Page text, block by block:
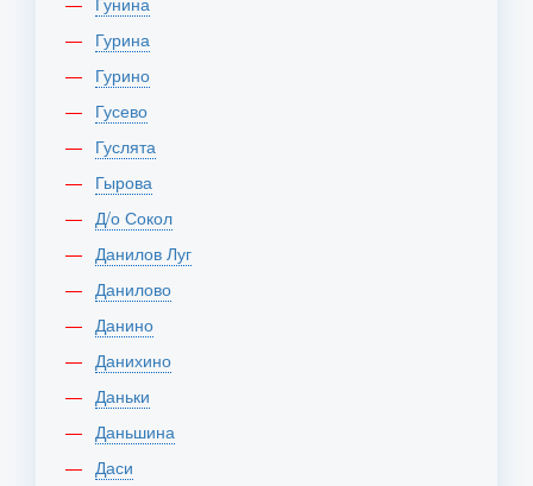
Гурина
Гурино
Гусево
Гуслята
Гырова
Д/о Сокол
Данилов Луг
Данилово
Данино
Данихино
Даньки
Даньшина
Даси